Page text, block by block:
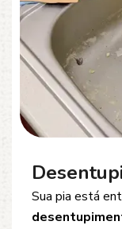
Problemas com
Oferecemos